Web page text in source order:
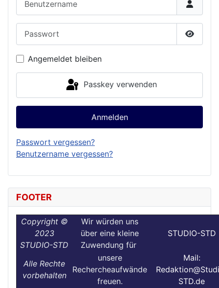
Angemeldet bleiben
Passkey verwenden
Anmelden
Passwort vergessen?
Benutzername vergessen?
FOOTER
Copyright ©
2023
STUDIO-STD
Wir würden uns
über eine kleine
Zuwendung für
STUDIO-STD
Alle Rechte
vorbehalten
unsere
Rechercheaufwände
freuen.
Mail:
STD.de